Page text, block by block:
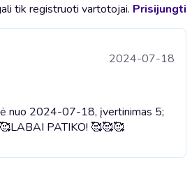
tik registruoti vartotojai. Prisijungti
2024-07-18
nuo 2024-07-18, įvertinimas 5;
LABAI PATIKO! 🥰🥰🥰